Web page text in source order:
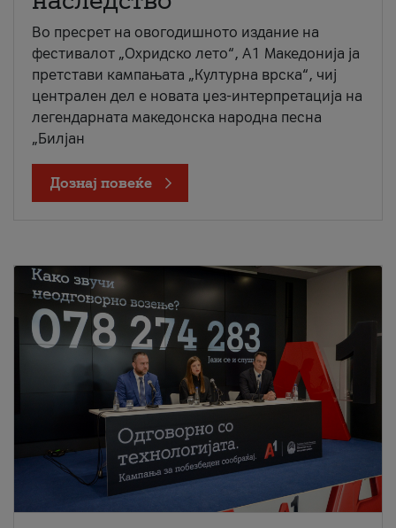
Во пресрет на овогодишното издание на
фестивалот „Охридско лето“, А1 Македонија ја
претстави кампањата „Културна врска“, чиј
централен дел е новата џез-интерпретација на
легендарната македонска народна песна
„Билјан
Дознај повеќе